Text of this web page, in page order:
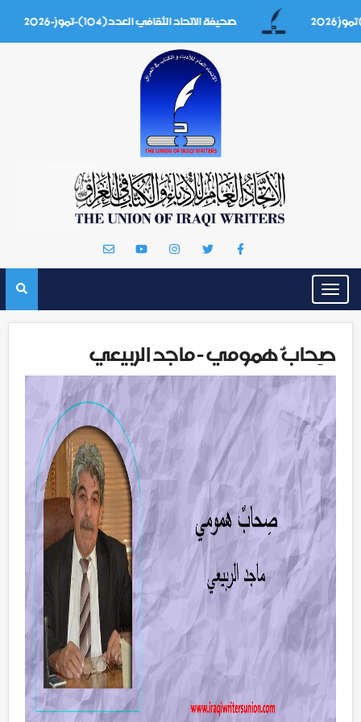
صحيفة الاتحاد الثقافي العدد(104)-تموز-2026
Toggle
navigation
صِحابٌ همومي - ماجد الربيعي